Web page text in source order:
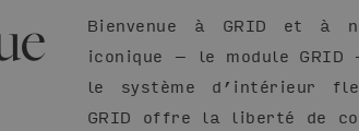
Bienvenue à GRID et à
iconique – le module
le système d’intérieur
GRID offre la liberté de